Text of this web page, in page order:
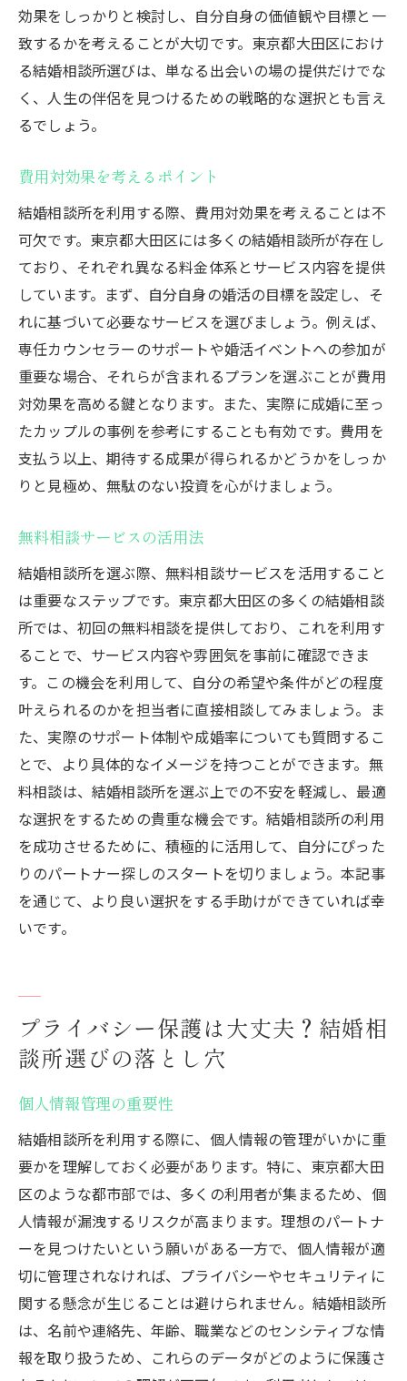
効果をしっかりと検討し、自分自身の価値観や目標と一
致するかを考えることが大切です。東京都大田区におけ
る結婚相談所選びは、単なる出会いの場の提供だけでな
く、人生の伴侶を見つけるための戦略的な選択とも言え
るでしょう。
費用対効果を考えるポイント
結婚相談所を利用する際、費用対効果を考えることは不
可欠です。東京都大田区には多くの結婚相談所が存在し
ており、それぞれ異なる料金体系とサービス内容を提供
しています。まず、自分自身の婚活の目標を設定し、そ
れに基づいて必要なサービスを選びましょう。例えば、
専任カウンセラーのサポートや婚活イベントへの参加が
重要な場合、それらが含まれるプランを選ぶことが費用
対効果を高める鍵となります。また、実際に成婚に至っ
たカップルの事例を参考にすることも有効です。費用を
支払う以上、期待する成果が得られるかどうかをしっか
りと見極め、無駄のない投資を心がけましょう。
無料相談サービスの活用法
結婚相談所を選ぶ際、無料相談サービスを活用すること
は重要なステップです。東京都大田区の多くの結婚相談
所では、初回の無料相談を提供しており、これを利用す
ることで、サービス内容や雰囲気を事前に確認できま
す。この機会を利用して、自分の希望や条件がどの程度
叶えられるのかを担当者に直接相談してみましょう。ま
た、実際のサポート体制や成婚率についても質問するこ
とで、より具体的なイメージを持つことができます。無
料相談は、結婚相談所を選ぶ上での不安を軽減し、最適
な選択をするための貴重な機会です。結婚相談所の利用
を成功させるために、積極的に活用して、自分にぴった
りのパートナー探しのスタートを切りましょう。本記事
を通じて、より良い選択をする手助けができていれば幸
いです。
プライバシー保護は大丈夫？結婚相
談所選びの落とし穴
個人情報管理の重要性
結婚相談所を利用する際に、個人情報の管理がいかに重
要かを理解しておく必要があります。特に、東京都大田
区のような都市部では、多くの利用者が集まるため、個
人情報が漏洩するリスクが高まります。理想のパートナ
ーを見つけたいという願いがある一方で、個人情報が適
切に管理されなければ、プライバシーやセキュリティに
関する懸念が生じることは避けられません。結婚相談所
は、名前や連絡先、年齢、職業などのセンシティブな情
報を取り扱うため、これらのデータがどのように保護さ